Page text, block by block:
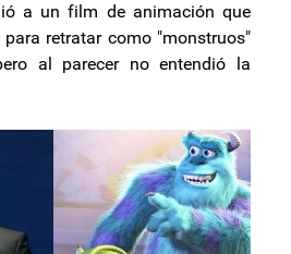
a un film de animación que
retratar como "monstruos"
al parecer no entendió la